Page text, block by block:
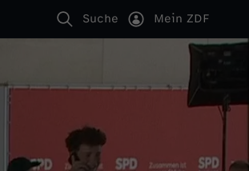
Suche Mein ZDF